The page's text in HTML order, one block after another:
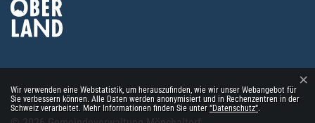
Webstatistik
Wir verwenden eine Webstatistik, um herauszufinden, wie wir unser Webangebot für
Sie verbessern können. Alle Daten werden anonymisiert und in Rechenzentren in der
Schweiz verarbeitet. Mehr Informationen finden Sie unter “Datenschutz“.
×